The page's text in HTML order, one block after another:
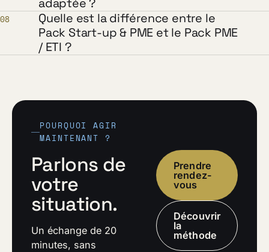
adaptée ?
08
Quelle est la différence entre le
Pack Start-up & PME et le Pack PME
/ ETI ?
POURQUOI AGIR
MAINTENANT ?
Parlons de
votre
situation.
Un échange de 20
minutes, sans
Prendre
rendez-
vous
Découvrir
la
méthode